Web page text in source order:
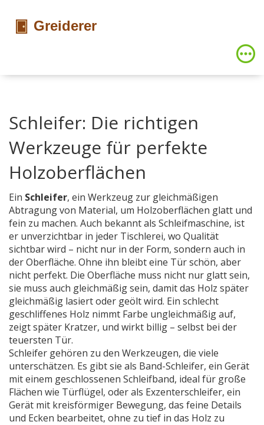
Schleifer: Die richtigen
Werkzeuge für perfekte
Holzoberflächen
Ein Schleifer, ein Werkzeug zur gleichmäßigen
Abtragung von Material, um Holzoberflächen glatt und
fein zu machen. Auch bekannt als Schleifmaschine, ist
er unverzichtbar in jeder Tischlerei, wo Qualität
sichtbar wird – nicht nur in der Form, sondern auch in
der Oberfläche. Ohne ihn bleibt eine Tür schön, aber
nicht perfekt. Die Oberfläche muss nicht nur glatt sein,
sie muss auch gleichmäßig sein, damit das Holz später
gleichmäßig lasiert oder geölt wird. Ein schlecht
geschliffenes Holz nimmt Farbe ungleichmäßig auf,
zeigt später Kratzer, und wirkt billig – selbst bei der
teuersten Tür.
Schleifer gehören zu den Werkzeugen, die viele
unterschätzen. Es gibt sie als Band-Schleifer, ein Gerät
mit einem geschlossenen Schleifband, ideal für große
Flächen wie Türflügel, oder als Exzenterschleifer, ein
Gerät mit kreisförmiger Bewegung, das feine Details
und Ecken bearbeitet, ohne zu tief in das Holz zu